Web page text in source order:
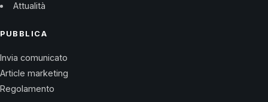
Attualità
PUBBLICA
Invia comunicato
Article marketing
Regolamento